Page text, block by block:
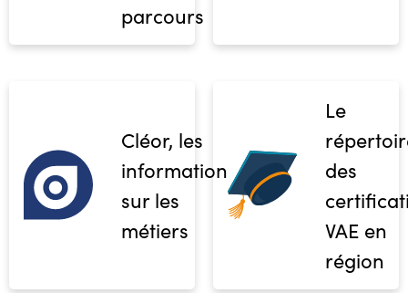
parcours
Cléor, les
informations
sur les
métiers
Le
des
VAE en
région